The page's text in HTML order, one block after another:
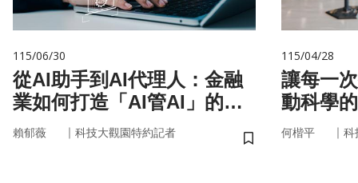
115/06/30
從AI助手到AI代理人：金融
業如何打造「AI管AI」的新
治理模式？
賴郁薇 ｜ 科技大觀園特約記者
儲存書籤
115/04/28
讓每一
動科學
何楷平 ｜ 科